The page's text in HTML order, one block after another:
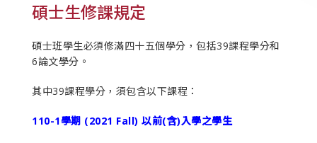
碩士生修課規定
碩士班學生必須修滿四十五個學分，包括39課程學分和
6論文學分。
其中39課程學分，須包含以下課程：
110-1學期 (2021 Fall) 以前(含)入學之學生